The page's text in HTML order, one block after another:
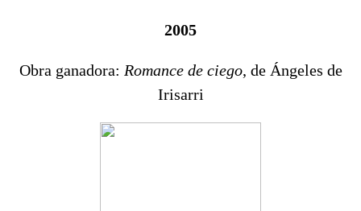
2005
Obra ganadora: Romance de ciego, de Ángeles de
Irisarri